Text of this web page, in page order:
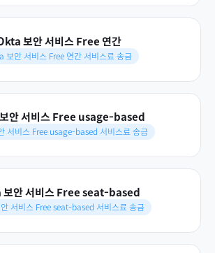
보안 서비스 Free 연간
보안 서비스 Free 연간 서비스료 송금
안 서비스 Free usage-based
서비스 Free usage-based 서비스료 송금
안 서비스 Free seat-based
서비스 Free seat-based 서비스료 송금